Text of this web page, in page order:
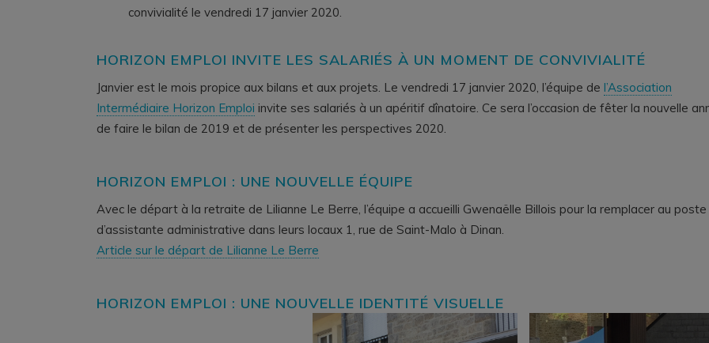
convivialité le vendredi 17 janvier 2020.
HORIZON EMPLOI INVITE LES SALARIÉS À UN MOMENT DE CONVIVIALITÉ
Janvier est le mois propice aux bilans et aux projets. Le vendredi 17 janvier 2020, l’équipe de l’Association
Intermédiaire Horizon Emploi invite ses salariés à un apéritif dînatoire. Ce sera l’occasion de fêter la nouvelle
de faire le bilan de 2019 et de présenter les perspectives 2020.
HORIZON EMPLOI : UNE NOUVELLE ÉQUIPE
Avec le départ à la retraite de Lilianne Le Berre, l’équipe a accueilli Gwenaëlle Billois pour la remplacer au poste
d’assistante administrative dans leurs locaux 1, rue de Saint-Malo à Dinan.
Article sur le départ de Lilianne Le Berre
HORIZON EMPLOI : UNE NOUVELLE IDENTITÉ VISUELLE